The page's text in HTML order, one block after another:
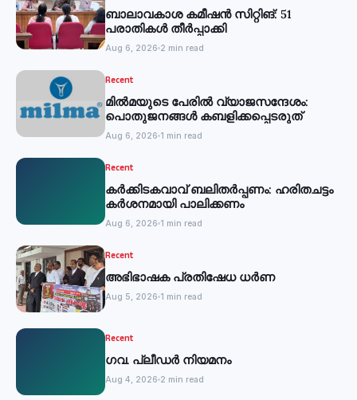
ബാലാവകാശ കമീഷന്‍ സിറ്റിങ്: 51
പരാതികള്‍ തീര്‍പ്പാക്കി
Aug 6, 2026 2 min read
Recent
മില്‍മയുടെ പേരില്‍ വ്യാജസന്ദേശം:
പൊതുജനങ്ങള്‍ കബളിക്കപ്പെടരുത്
Aug 6, 2026 1 min read
Recent
കര്‍ക്കിടകവാവ് ബലിതര്‍പ്പണം: ഹരിതചട്ടം
കര്‍ശനമായി പാലിക്കണം
Aug 6, 2026 1 min read
Recent
അഭിഭാഷക പ്രതിഷേധ ധർണ
Aug 5, 2026 1 min read
Recent
ഗവ. പ്ലീഡർ നിയമനം
Aug 4, 2026 2 min read